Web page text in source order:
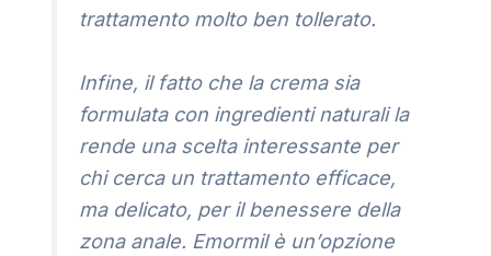
trattamento molto ben tollerato.
Infine, il fatto che la crema sia
formulata con ingredienti naturali la
rende una scelta interessante per
chi cerca un trattamento efficace,
ma delicato, per il benessere della
zona anale. Emormil è un’opzione